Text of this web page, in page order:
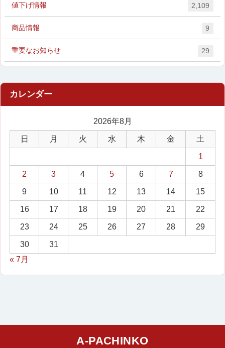
値下げ情報 2,109
商品情報 9
重要なお知らせ 29
2026年8月
日 月 火 水 木 金 土
1
2 3 4 5 6 7 8
9 10 11 12 13 14 15
16 17 18 19 20 21 22
23 24 25 26 27 28 29
30
31
« 7月